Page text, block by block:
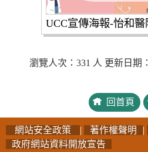
UCC宣傳海報-怡和醫
瀏覽人次：331 人 更新日期
回首頁
網站安全政策 | 著作權聲明 |
政府網站資料開放宣告